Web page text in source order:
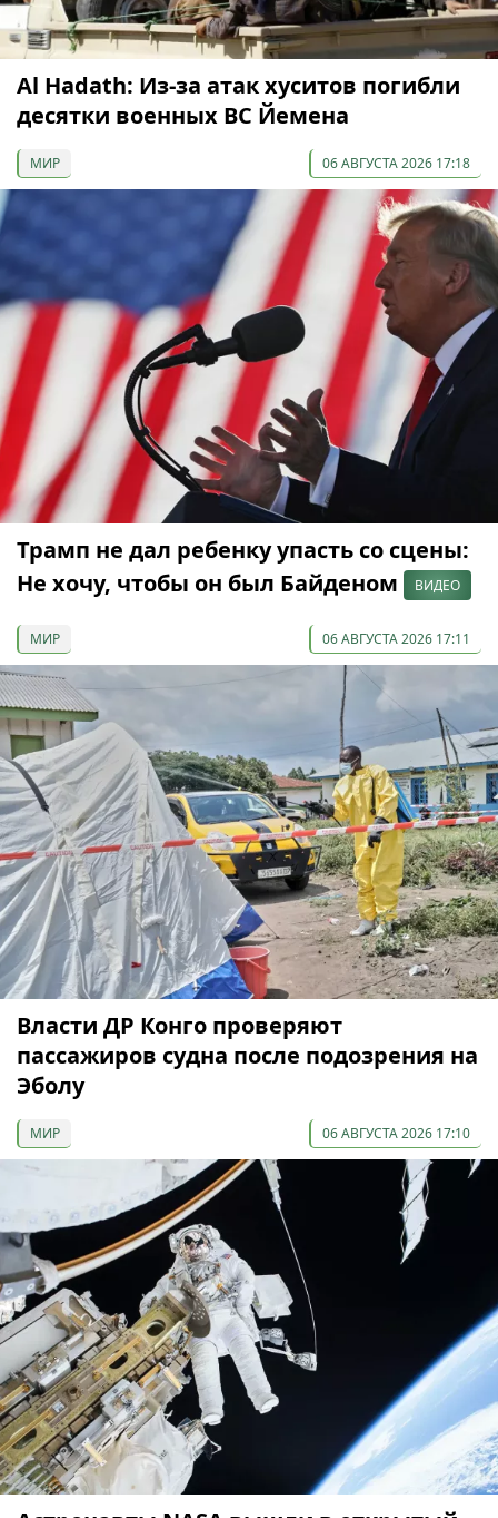
Al Hadath: Из-за атак хуситов погибли
десятки военных ВС Йемена
МИР 06 АВГУСТА 2026 17:18
Трамп не дал ребенку упасть со сцены:
Не хочу, чтобы он был Байденом
ВИДЕО
МИР 06 АВГУСТА 2026 17:11
Власти ДР Конго проверяют
пассажиров судна после подозрения на
Эболу
МИР 06 АВГУСТА 2026 17:10